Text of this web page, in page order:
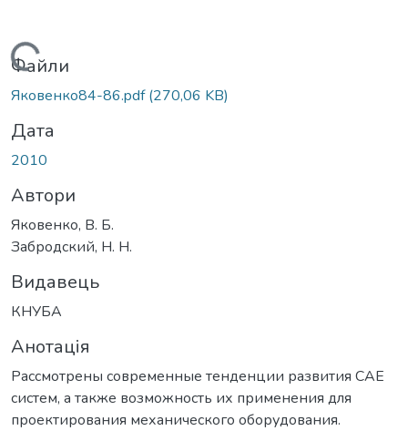
Вантажиться...
Файли
Яковенко84-86.pdf(270,06 KB)
Дата
2010
Автори
Яковенко, В. Б.
Забродский, Н. Н.
Видавець
КНУБА
Анотація
Рассмотрены современные тенденции развития CAE
систем, а также возможность их применения для
проектирования механического оборудования.